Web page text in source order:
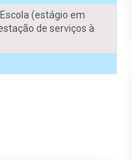
(estágio em
de serviços à